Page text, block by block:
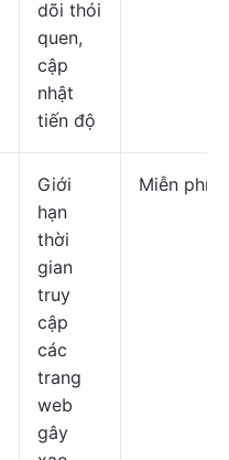
dõi thói
quen,
cập
nhật
tiến độ
Giới
hạn
thời
gian
truy
cập
các
trang
web
gây
Miễn phí